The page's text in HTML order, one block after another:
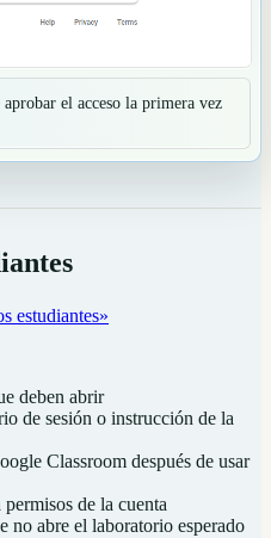
el acceso la primera vez
estudiantes»
deben abrir
de sesión o instrucción de la
Classroom después de usar
de la cuenta
no abre el laboratorio esperado